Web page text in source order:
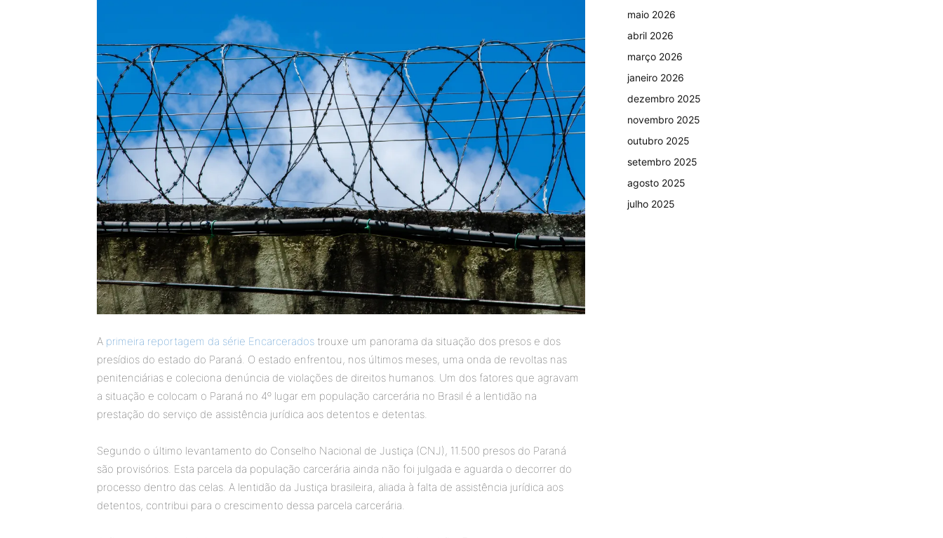
A primeira reportagem da série Encarcerados trouxe um panorama da situação dos presos e dos
presídios do estado do Paraná. O estado enfrentou, nos últimos meses, uma onda de revoltas nas
penitenciárias e coleciona denúncia de violações de direitos humanos. Um dos fatores que agravam
a situação e colocam o Paraná no 4º lugar em população carcerária no Brasil é a lentidão na
prestação do serviço de assistência jurídica aos detentos e detentas.
Segundo o último levantamento do Conselho Nacional de Justiça (CNJ), 11.500 presos do Paraná
são provisórios. Esta parcela da população carcerária ainda não foi julgada e aguarda o decorrer do
processo dentro das celas. A lentidão da Justiça brasileira, aliada à falta de assistência jurídica aos
detentos, contribui para o crescimento dessa parcela carcerária.
maio 2026
abril 2026
março 2026
janeiro 2026
dezembro 2025
novembro 2025
outubro 2025
setembro 2025
agosto 2025
julho 2025